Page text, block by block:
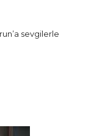
sevgilerle